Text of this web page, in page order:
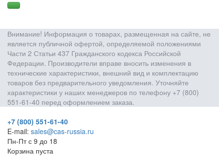
Внимание! Информация о товарах, размещенная на сайте, не
является публичной офертой, определяемой положениями
Части 2 Статьи 437 Гражданского кодекса Российской
Федерации. Производители вправе вносить изменения в
технические характеристики, внешний вид и комплектацию
товаров без предварительного уведомления. Уточняйте
характеристики у наших менеджеров по телефону +7 (800)
551-61-40 перед оформлением заказа.
+7 (800) 551-61-40
E-mail: sales@cas-russia.ru
Пн-Пт с 9 до 18
Корзина пуста